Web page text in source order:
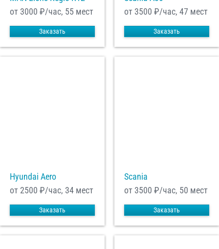
от 3000 ₽/час, 55 мест
Заказать
от 3500 ₽/час, 47 мест
Заказать
Hyundai Aero
от 2500 ₽/час, 34 мест
Заказать
Scania
от 3500 ₽/час, 50 мест
Заказать